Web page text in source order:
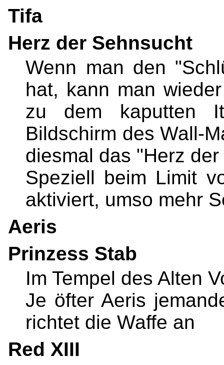
Tifa
Herz der Sehnsucht
Wenn man den
hat, kann man
zu dem kaputten
Bildschirm des Wall-
diesmal das "Herz
Speziell beim Limit
aktiviert, umso mehr
Aeris
Prinzess Stab
Im Tempel des Alten
Je öfter Aeris
richtet die Waffe an
Red XIII